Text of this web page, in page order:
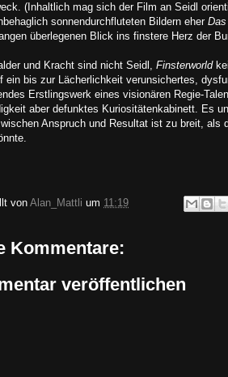
(Inhaltlich mag sich der Film an Seidl
sonnendurchfluteten Bildern eher
überlegenen Blick ins finstere Herz der
und Kracht sind nicht Seidl, Finsterworld
ein bis zur Lächerlichkeit verunsichertes,
Erstlingswerk eines visionären Regie-
aber defunktes Kuriositätenkabinett. Es
Anspruch und Resultat ist zu breit, als
von Alan_Mattli um 11:19
Kommentare:
veröffentlichen